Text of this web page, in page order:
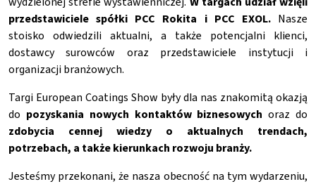
przedstawiciele spółki PCC Rokita i PCC EXOL.Nasze
stoisko odwiedzili aktualni, a także potencjalni klienci,
dostawcy surowców oraz przedstawiciele instytucji i
organizacji branżowych.
Targi European Coatings Show były dla nas znakomitą okazją
do pozyskania nowych kontaktów biznesowych oraz do
zdobycia cennej wiedzy o aktualnych trendach,
potrzebach, a także kierunkach rozwoju branży.
Jesteśmy przekonani, że nasza obecność na tym wydarzeniu,